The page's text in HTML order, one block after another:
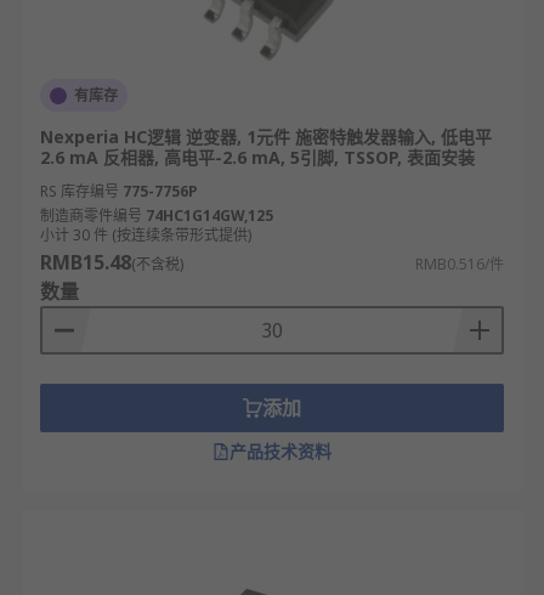
有库存
Nexperia HC逻辑 逆变器, 1元件 施密特触发器输入, 低电平
2.6 mA 反相器, 高电平-2.6 mA, 5引脚, TSSOP, 表面安装
RS 库存编号 775-7756P
制造商零件编号 74HC1G14GW,125
小计 30 件 (按连续条带形式提供)
RMB15.48(不含税) RMB0.516/件
数量
添加
产品技术资料